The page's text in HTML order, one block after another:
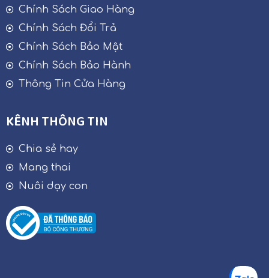
Chính Sách Giao Hàng
Chính Sách Đổi Trả
Chính Sách Bảo Mật
Chính Sách Bảo Hành
Thông Tin Cửa Hàng
KÊNH THÔNG TIN
Chia sẻ hay
Mang thai
Nuôi dạy con